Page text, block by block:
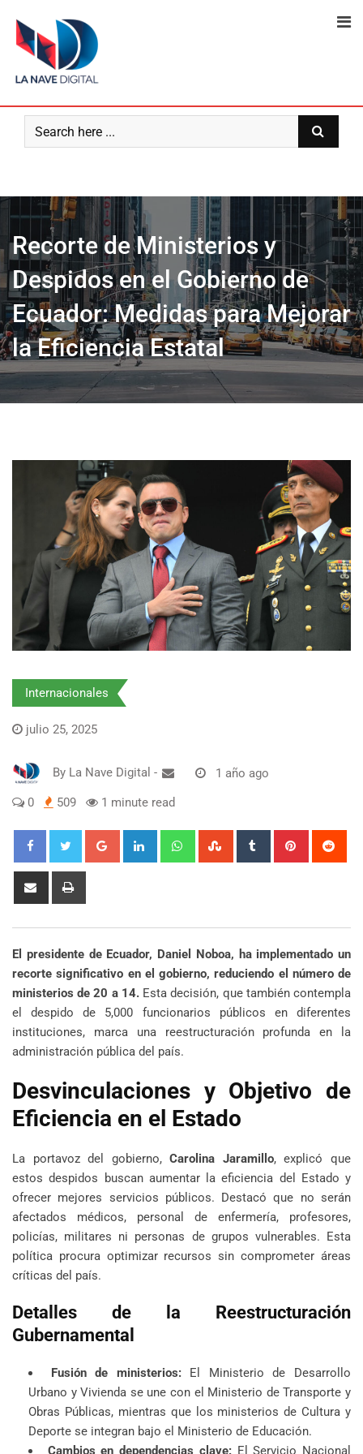
content
Recorte de Ministerios y
Despidos en el Gobierno de
Ecuador: Medidas para Mejorar
la Eficiencia Estatal
Internacionales
julio 25, 2025
By La Nave Digital - 1 año ago
0 509 1 minute read
Google+ LinkedIn WhatsappStumbleUpon
Tumblr Pinterest
Share
El presidente de Ecuador, Daniel Noboa, ha implementado un
recorte significativo en el gobierno, reduciendo el número de
ministerios de 20 a 14.Esta decisión, que también contempla
el despido de 5,000 funcionarios públicos en diferentes
instituciones, marca una reestructuración profunda en la
administración pública del país.
Desvinculaciones y Objetivo de
Eficiencia en el Estado
La portavoz del gobierno,Carolina Jaramillo, explicó que
estos despidos buscan aumentar la eficiencia del Estado y
ofrecer mejores servicios públicos. Destacó que no serán
afectados médicos, personal de enfermería, profesores,
policías, militares ni personas de grupos vulnerables. Esta
política procura optimizar recursos sin comprometer áreas
críticas del país.
Detalles de la Reestructuración
Gubernamental
Fusión de ministerios:El Ministerio de Desarrollo
Urbano y Vivienda se une con el Ministerio de Transporte y
Obras Públicas, mientras que los ministerios de Cultura y
Deporte se integran bajo el Ministerio de Educación.
Cambios en dependencias clave:El Servicio Nacional